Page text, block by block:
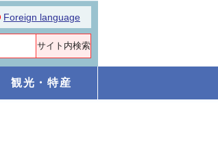
Foreign language
観光・特産